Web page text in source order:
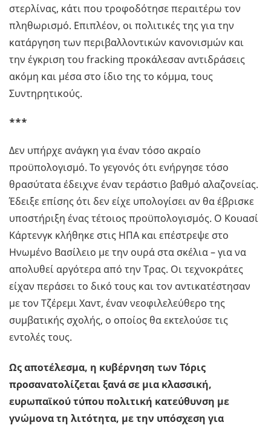
στερλίνας, κάτι που τροφοδότησε περαιτέρω τον
πληθωρισμό. Επιπλέον, οι πολιτικές της για την
κατάργηση των περιβαλλοντικών κανονισμών και
την έγκριση του fracking προκάλεσαν αντιδράσεις
ακόμη και μέσα στο ίδιο της το κόμμα, τους
Συντηρητικούς.
***
Δεν υπήρχε ανάγκη για έναν τόσο ακραίο
προϋπολογισμό. Το γεγονός ότι ενήργησε τόσο
θρασύτατα έδειχνε έναν τεράστιο βαθμό αλαζονείας.
Έδειξε επίσης ότι δεν είχε υπολογίσει αν θα έβρισκε
υποστήριξη ένας τέτοιος προϋπολογισμός. Ο Κουασί
Κάρτενγκ κλήθηκε στις ΗΠΑ και επέστρεψε στο
Ηνωμένο Βασίλειο με την ουρά στα σκέλια – για να
απολυθεί αργότερα από την Τρας. Οι τεχνοκράτες
είχαν περάσει το δικό τους και τον αντικατέστησαν
με τον Τζέρεμι Χαντ, έναν νεοφιλελεύθερο της
συμβατικής σχολής, ο οποίος θα εκτελούσε τις
εντολές τους.
Ως αποτέλεσμα, η κυβέρνηση των Τόρις
προσανατολίζεται ξανά σε μια κλασσική,
ευρωπαϊκού τύπου πολιτική κατεύθυνση με
γνώμονα τη λιτότητα, με την υπόσχεση για